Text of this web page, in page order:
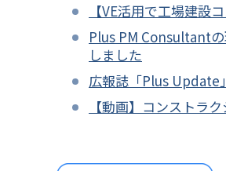
【VE活用で工場建設
Plus PM Consultant
しました
広報誌「Plus Update
【動画】コンストラ